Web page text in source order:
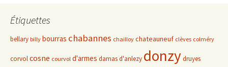
Étiquettes
bellary billy bourras chabannes chailloy chateauneuf clèves colméry
corvolcosne courvol d'armes damas d'anlezy donzydruyes